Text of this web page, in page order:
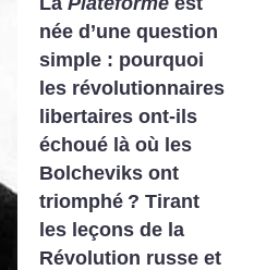
née d’une question
simple : pourquoi
les révolutionnaires
libertaires ont-ils
échoué là où les
Bolcheviks ont
triomphé ? Tirant
les leçons de la
Révolution russe et